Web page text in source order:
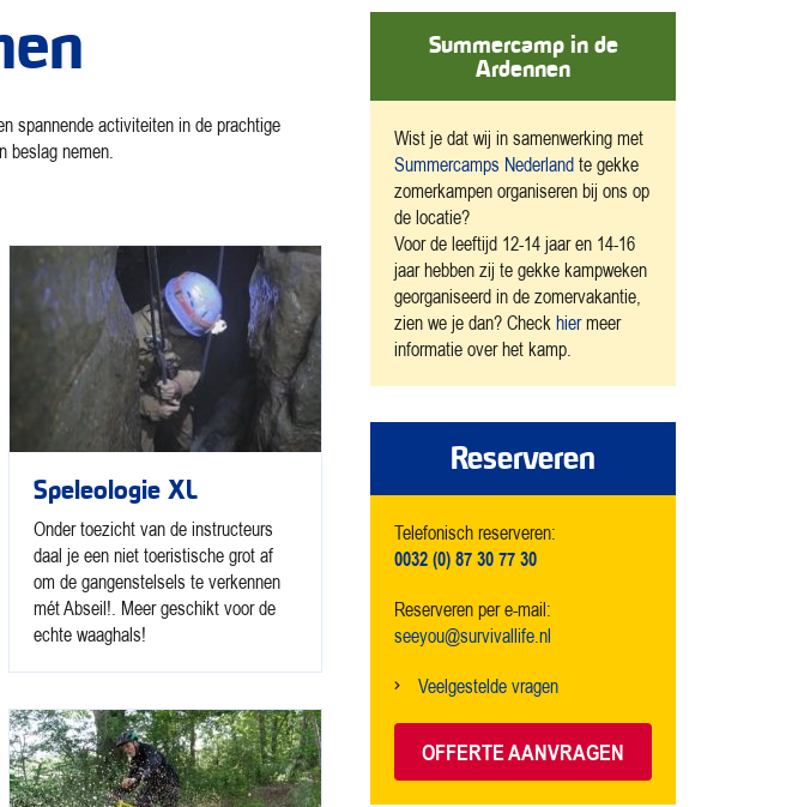
spannende activiteiten in de prachtige
beslag nemen.
Speleologie XL
Onder toezicht van de instructeurs
daal je een niet toeristische grot af
om de gangenstelsels te verkennen
mét Abseil!. Meer geschikt voor de
echte waaghals!
Summercamp in de
Ardennen
Wist je dat wij in samenwerking met
Summercamps Nederlandte gekke
zomerkampen organiseren bij ons op
de locatie?
Voor de leeftijd 12-14 jaar en 14-16
jaar hebben zij te gekke kampweken
georganiseerd in de zomervakantie,
zien we je dan? Checkhiermeer
informatie over het kamp.
Reserveren
Telefonisch reserveren:
0032 (0) 87 30 77 30
Reserveren per e-mail:
seeyou@survivallife.nl
Veelgestelde vragen
OFFERTE AANVRAGEN